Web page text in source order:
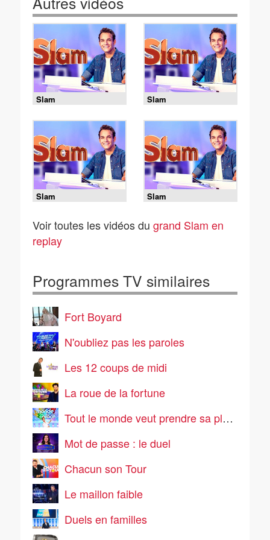
Slam Slam
Slam Slam
Voir toutes les vidéos du grand Slam en
replay
Programmes TV similaires
Fort Boyard
N'oubliez pas les paroles
Les 12 coups de midi
La roue de la fortune
Tout le monde veut prendre sa place
Mot de passe : le duel
Chacun son Tour
Le maillon faible
Duels en familles